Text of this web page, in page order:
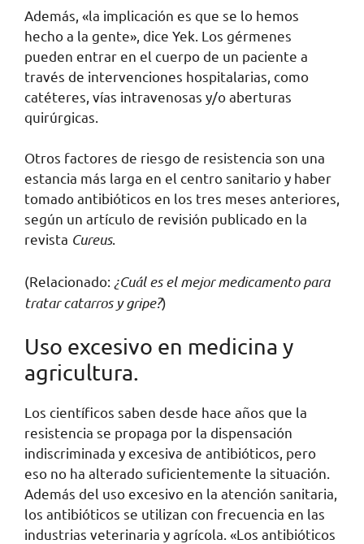
Además, «la implicación es que se lo hemos
hecho a la gente», dice Yek. Los gérmenes
pueden entrar en el cuerpo de un paciente a
través de intervenciones hospitalarias, como
catéteres, vías intravenosas y/o aberturas
quirúrgicas.
Otros factores de riesgo de resistencia son una
estancia más larga en el centro sanitario y haber
tomado antibióticos en los tres meses anteriores,
según un artículo de revisión publicado en la
revista Cureus.
(Relacionado: ¿Cuál es el mejor medicamento para
tratar catarros y gripe?)
Uso excesivo en medicina y
agricultura.
Los científicos saben desde hace años que la
resistencia se propaga por la dispensación
indiscriminada y excesiva de antibióticos, pero
eso no ha alterado suficientemente la situación.
Además del uso excesivo en la atención sanitaria,
los antibióticos se utilizan con frecuencia en las
industrias veterinaria y agrícola. «Los antibióticos